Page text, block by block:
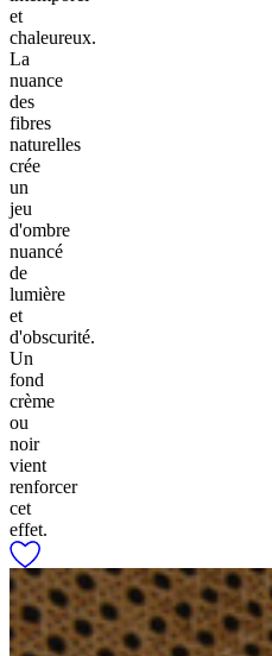
et
chaleureux.
La
nuance
des
fibres
naturelles
crée
un
jeu
d'ombre
nuancé
de
lumière
et
d'obscurité.
Un
fond
crème
ou
noir
vient
renforcer
cet
effet.